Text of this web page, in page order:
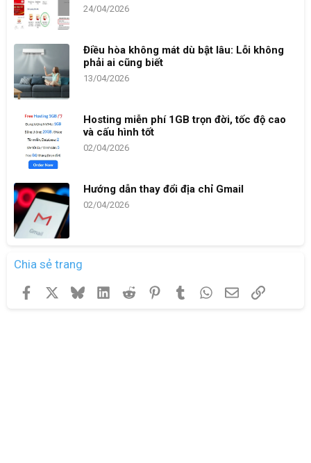
24/04/2026
Điều hòa không mát dù bật lâu: Lỗi không
phải ai cũng biết
13/04/2026
Hosting miễn phí 1GB trọn đời, tốc độ cao
và cấu hình tốt
02/04/2026
Hướng dẫn thay đổi địa chỉ Gmail
02/04/2026
Chia sẻ trang
Facebook BlueskyLinkedInReddit PinterestTumblr WhatsApp
EmailLink